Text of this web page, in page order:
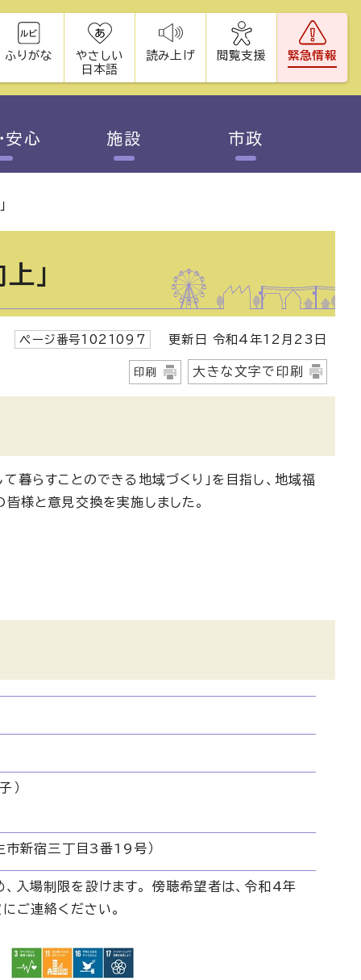
ふりがな
やさしい
日本語
読み上げ 閲覧支援 緊急情報
安心 施設 市政
」
ページ番号1021097 更新日 令和4年12月23日
印刷 大きな文字で印刷
らすことのできる地域づくり」を目指し、地域福
様と意見交換を実施しました。
）
新宿三丁目3番19号）
入場制限を設けます。 傍聴希望者は、令和4年
ご連絡ください。